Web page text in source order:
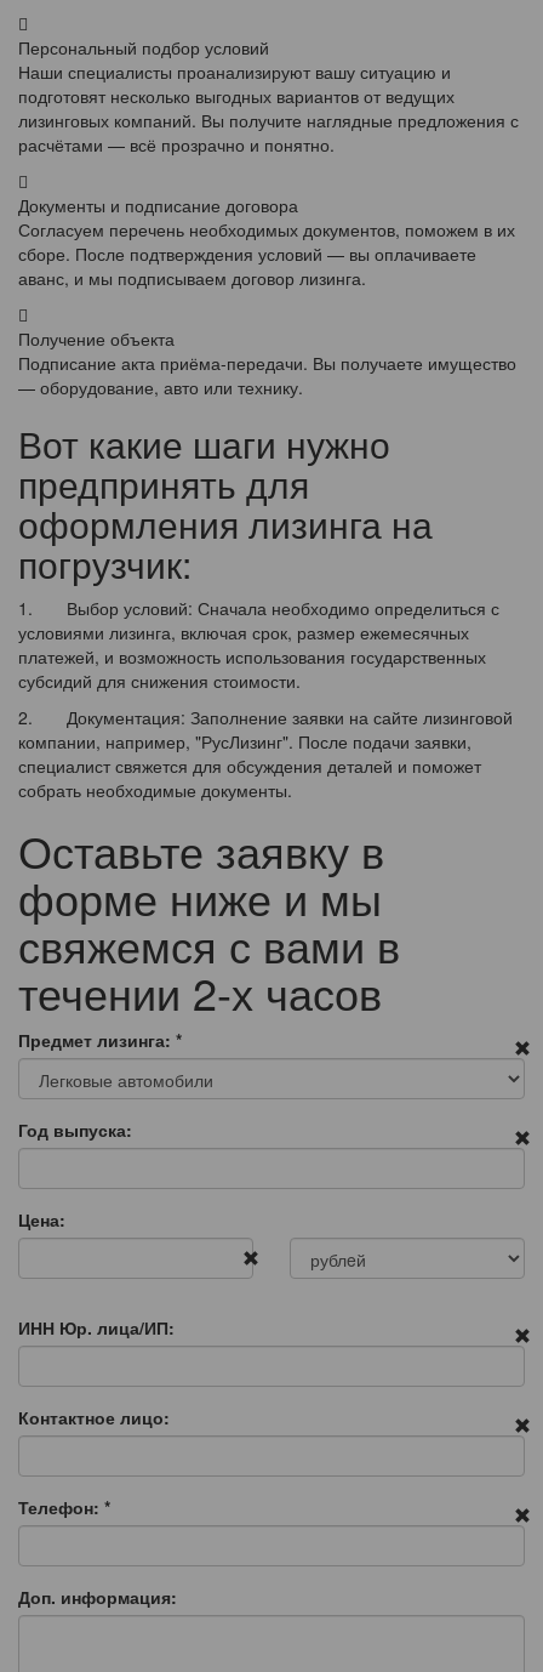
Персональный подбор условий
Наши специалисты проанализируют вашу ситуацию и
подготовят несколько выгодных вариантов от ведущих
лизинговых компаний. Вы получите наглядные предложения с
расчётами — всё прозрачно и понятно.
Документы и подписание договора
Согласуем перечень необходимых документов, поможем в их
сборе. После подтверждения условий — вы оплачиваете
аванс, и мы подписываем договор лизинга.
Получение объекта
Подписание акта приёма-передачи. Вы получаете имущество
— оборудование, авто или технику.
Вот какие шаги нужно
предпринять для
оформления лизинга на
погрузчик:
1. Выбор условий: Сначала необходимо определиться с
условиями лизинга, включая срок, размер ежемесячных
платежей, и возможность использования государственных
субсидий для снижения стоимости.
2. Документация: Заполнение заявки на сайте лизинговой
компании, например, "РусЛизинг". После подачи заявки,
специалист свяжется для обсуждения деталей и поможет
собрать необходимые документы.
Оставьте заявку в
форме ниже и мы
свяжемся с вами в
течении 2-х часов
Предмет лизинга: *
Год выпуска:
Цена:
ИНН Юр. лица/ИП:
Контактное лицо:
Телефон: *
Доп. информация: